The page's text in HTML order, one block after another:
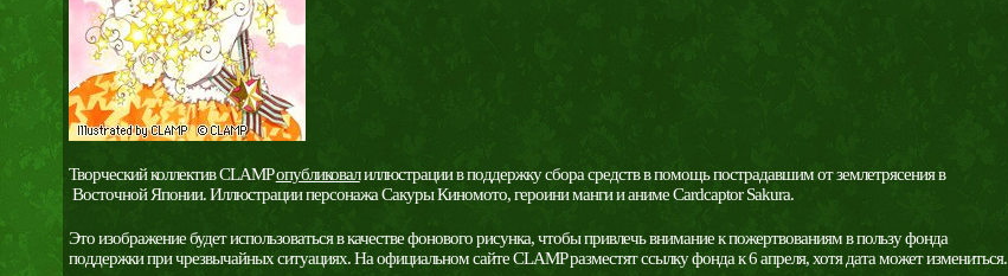
Творческий коллектив CLAMPопубликовалиллюстрации в поддержку сбора средств в помощь пострадавшим от землетрясения в
Восточной Японии. Иллюстрации персонажа Сакуры Киномото, героини манги и аниме Cardcaptor Sakura.
Это изображение будет использоваться в качестве фонового рисунка, чтобы привлечь внимание к пожертвованиям в пользу фонда
поддержки при чрезвычайных ситуациях. На официальном сайте CLAMP разместят ссылку фонда к 6 апреля, хотя дата может измениться.